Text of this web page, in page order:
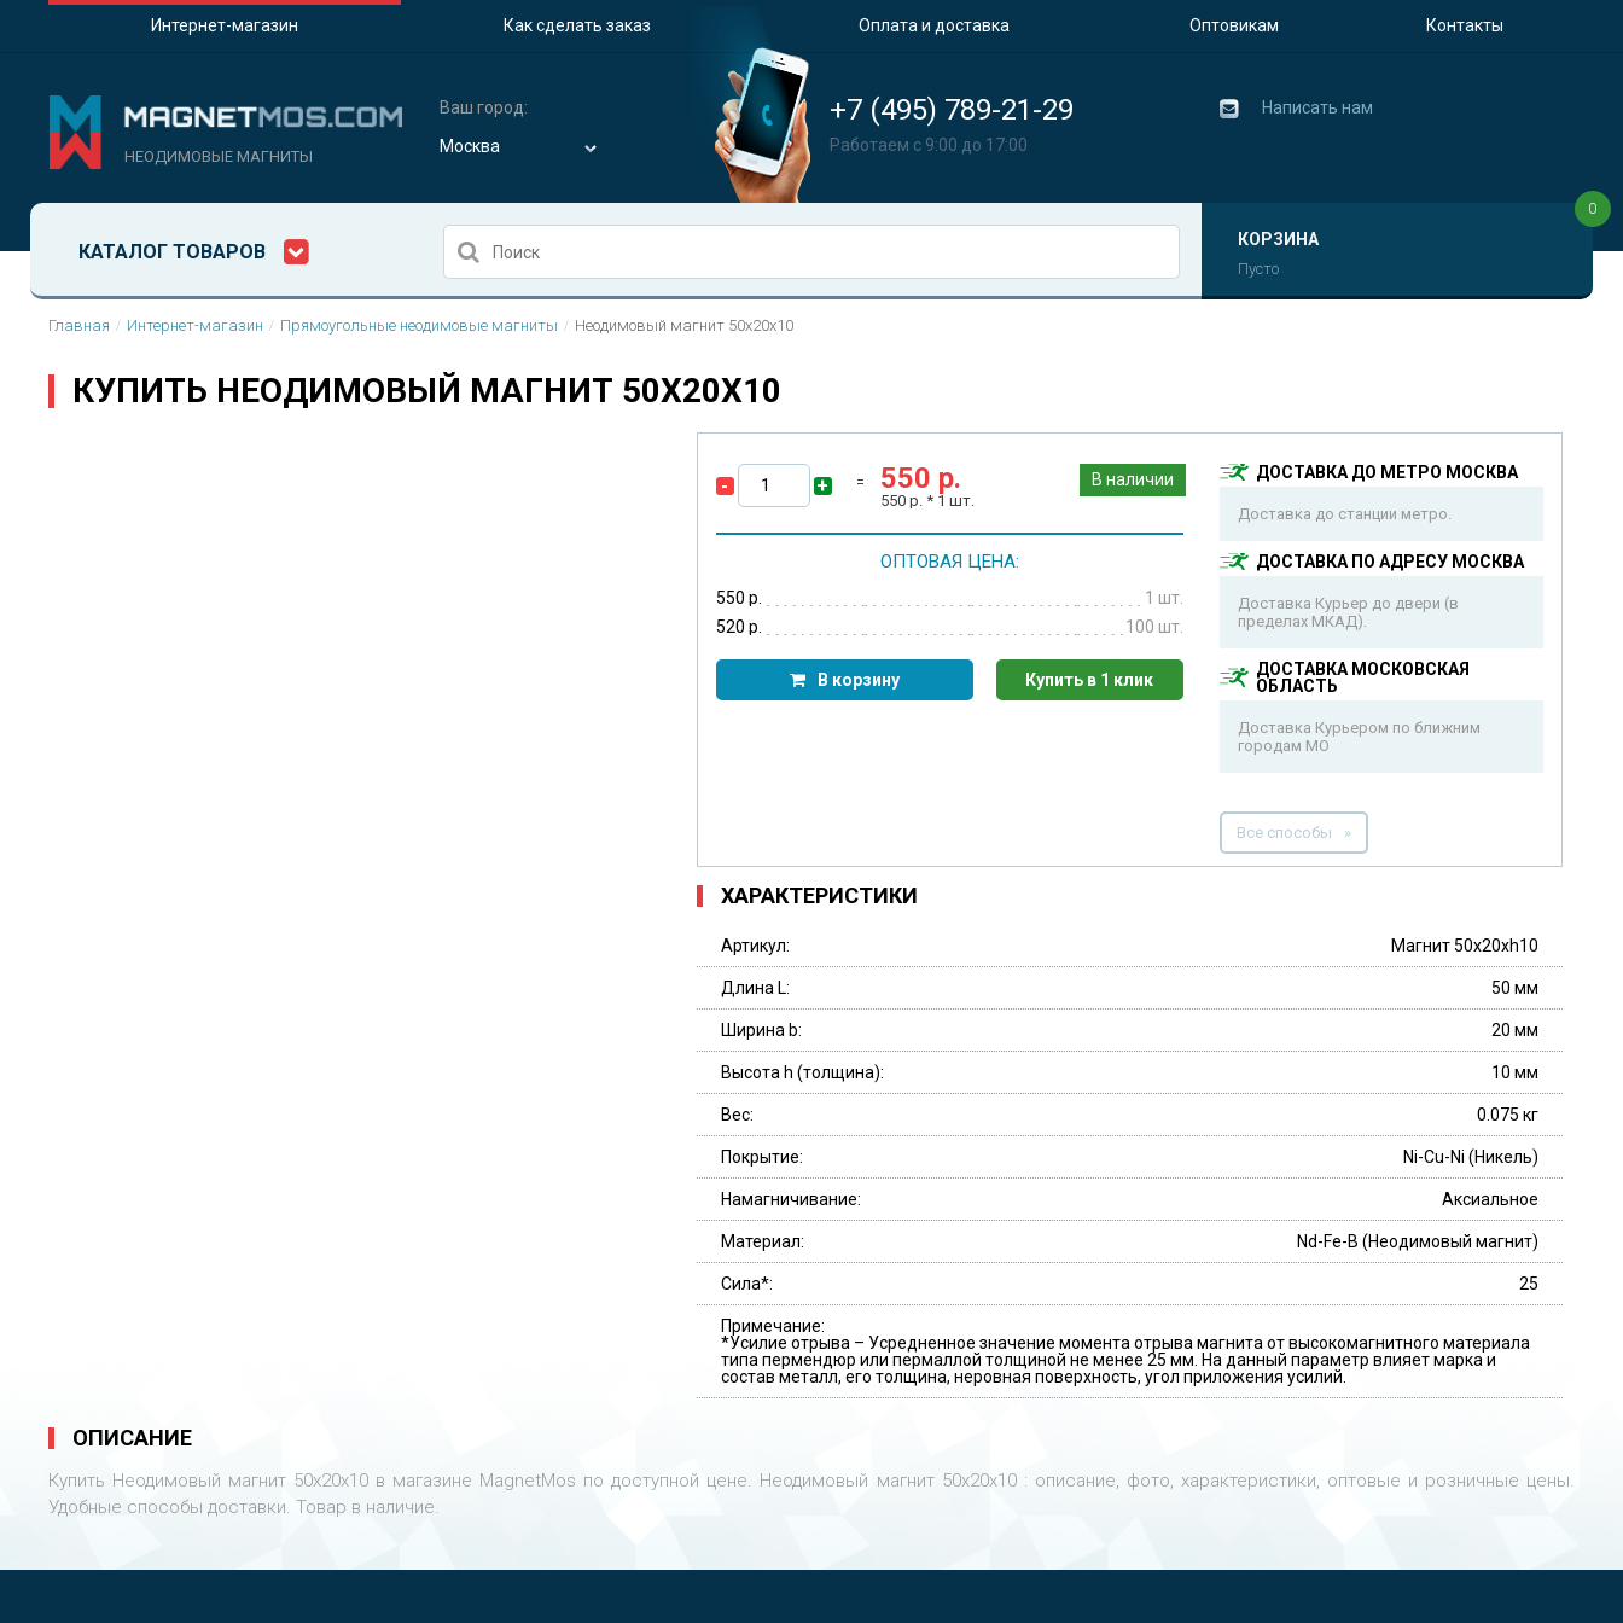
Интернет-магазин Как сделать заказ Оплата и доставка Оптовикам Контакты
НЕОДИМОВЫЕ МАГНИТЫ
Ваш город:
Москва
+7 (495) 789-21-29
Работаем с 9:00 до 17:00
Написать нам
КАТАЛОГ ТОВАРОВ
КОРЗИНА
Пусто
0
Главная Интернет-магазин Прямоугольные неодимовые магниты Неодимовый магнит 50х20х10
КУПИТЬ НЕОДИМОВЫЙ МАГНИТ 50Х20Х10
550 р.
550р. * 1 шт.
- + В наличии
ОПТОВАЯ ЦЕНА:
550 р.
1 шт.
520 р.
100 шт.
В корзину Купить в 1 клик
ДОСТАВКА ДО МЕТРО МОСКВА
Доставка до станции метро.
ДОСТАВКА ПО АДРЕСУ МОСКВА
Доставка Курьер до двери (в
пределах МКАД).
ДОСТАВКА МОСКОВСКАЯ
ОБЛАСТЬ
Доставка Курьером по ближним
городам МО
Все способы
ХАРАКТЕРИСТИКИ
Артикул: Магнит 50х20хh10
Длина L: 50 мм
Ширина b: 20 мм
Высота h (толщина): 10 мм
Вес: 0.075 кг
Покрытие: Ni-Cu-Ni (Никель)
Намагничивание: Аксиальное
Материал: Nd-Fe-B (Неодимовый магнит)
Сила*: 25
Примечание:
*Усилие отрыва – Усредненное значение момента отрыва магнита от высокомагнитного материала
типа пермендюр или пермаллой толщиной не менее 25 мм. На данный параметр влияет марка и
состав металл, его толщина, неровная поверхность, угол приложения усилий.
ОПИСАНИЕ
Купить Неодимовый магнит 50х20х10 в магазине MagnetMos по доступной цене. Неодимовый магнит 50х20х10 : описание, фото, характеристики, оптовые и розничные цены.
Удобные способы доставки. Товар в наличие.